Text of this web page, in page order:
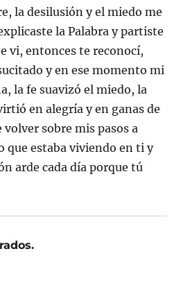
la desilusión y el miedo me
la Palabra y partiste
vi, entonces te reconocí,
y en ese momento mi
la fe suavizó el miedo, la
en alegría y en ganas de
sobre mis pasos a
que estaba viviendo en ti y
arde cada día porque tú